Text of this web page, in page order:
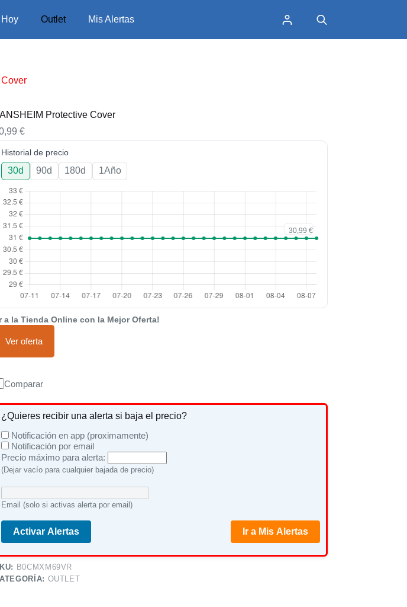
Outlet Mis Alertas
Protective Cover
€
Historial de precio
30d 90d 180d 1Año
a la Tienda Online con la Mejor Oferta!
Ver oferta
Comparar
¿Quieres recibir una alerta si baja el precio?
Notificación en app (proximamente)
Notificación por email
Precio máximo para alerta:
(Dejar vacío para cualquier bajada de precio)
Email (solo si activas alerta por email)
Activar Alertas Ir a Mis Alertas
B0CMXM69VR
OUTLET